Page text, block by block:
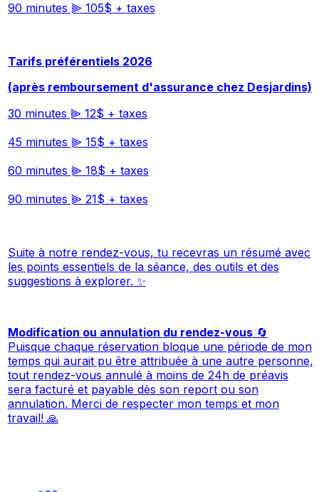
90 minutes ⫸ 105$ + taxes
Tarifs préférentiels 2026
(après remboursement d'assurance chez Desjardins)
30 minutes ⫸ 12$ + taxes
45 minutes ⫸ 15$ + taxes
60 minutes ⫸ 18$ + taxes
90 minutes ⫸ 21$ + taxes
Suite à notre rendez-vous, tu recevras un résumé avec
les points essentiels de la séance, des outils et des
suggestions à explorer. ✨
Modification ou annulation du rendez-vous🔄
Puisque chaque réservation bloque une période de mon
temps qui aurait pu être attribuée à une autre personne,
tout rendez-vous annulé à moins de 24h de préavis
sera facturé et payable dès son report ou son
annulation. Merci de respecter mon temps et mon
travail! 🙏